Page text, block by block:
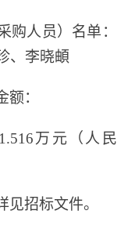
购人员）名单：
、李晓頔
：
万元（人民
招标文件。